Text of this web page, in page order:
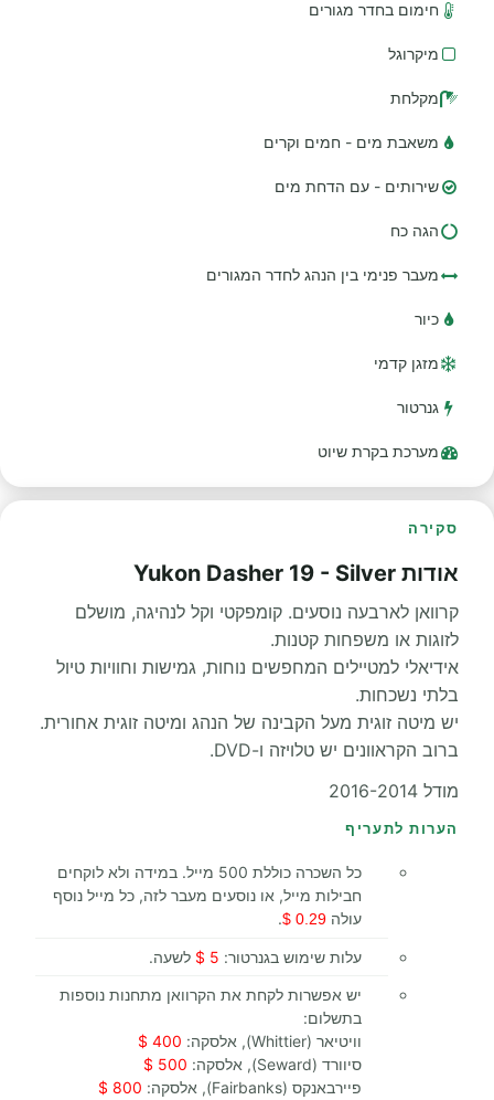
חימום בחדר מגורים
מיקרוגל
מקלחת
משאבת מים - חמים וקרים
שירותים - עם הדחת מים
הגה כח
מעבר פנימי בין הנהג לחדר המגורים
כיור
מזגן קדמי
גנרטור
מערכת בקרת שיוט
סקירה
אודות Yukon Dasher 19 - Silver
קרוואן לארבעה נוסעים. קומפקטי וקל לנהיגה, מושלם
לזוגות או משפחות קטנות.
אידיאלי למטיילים המחפשים נוחות, גמישות וחוויות טיול
בלתי נשכחות.
יש מיטה זוגית מעל הקבינה של הנהג ומיטה זוגית אחורית.
ברוב הקראוונים יש טלויזה ו-DVD.
מודל 2016-2014
הערות לתעריף
כל השכרה כוללת 500 מייל. במידה ולא לוקחים
חבילות מייל, או נוסעים מעבר לזה, כל מייל נוסף
עולה 0.29 $
.
עלות שימוש בגנרטור: 5 $
לשעה.
יש אפשרות לקחת את הקרוואן מתחנות נוספות
בתשלום:
וויטיאר (Whittier), אלסקה:
400 $
סיוורד (Seward), אלסקה:
500 $
פיירבאנקס (Fairbanks), אלסקה:
800 $